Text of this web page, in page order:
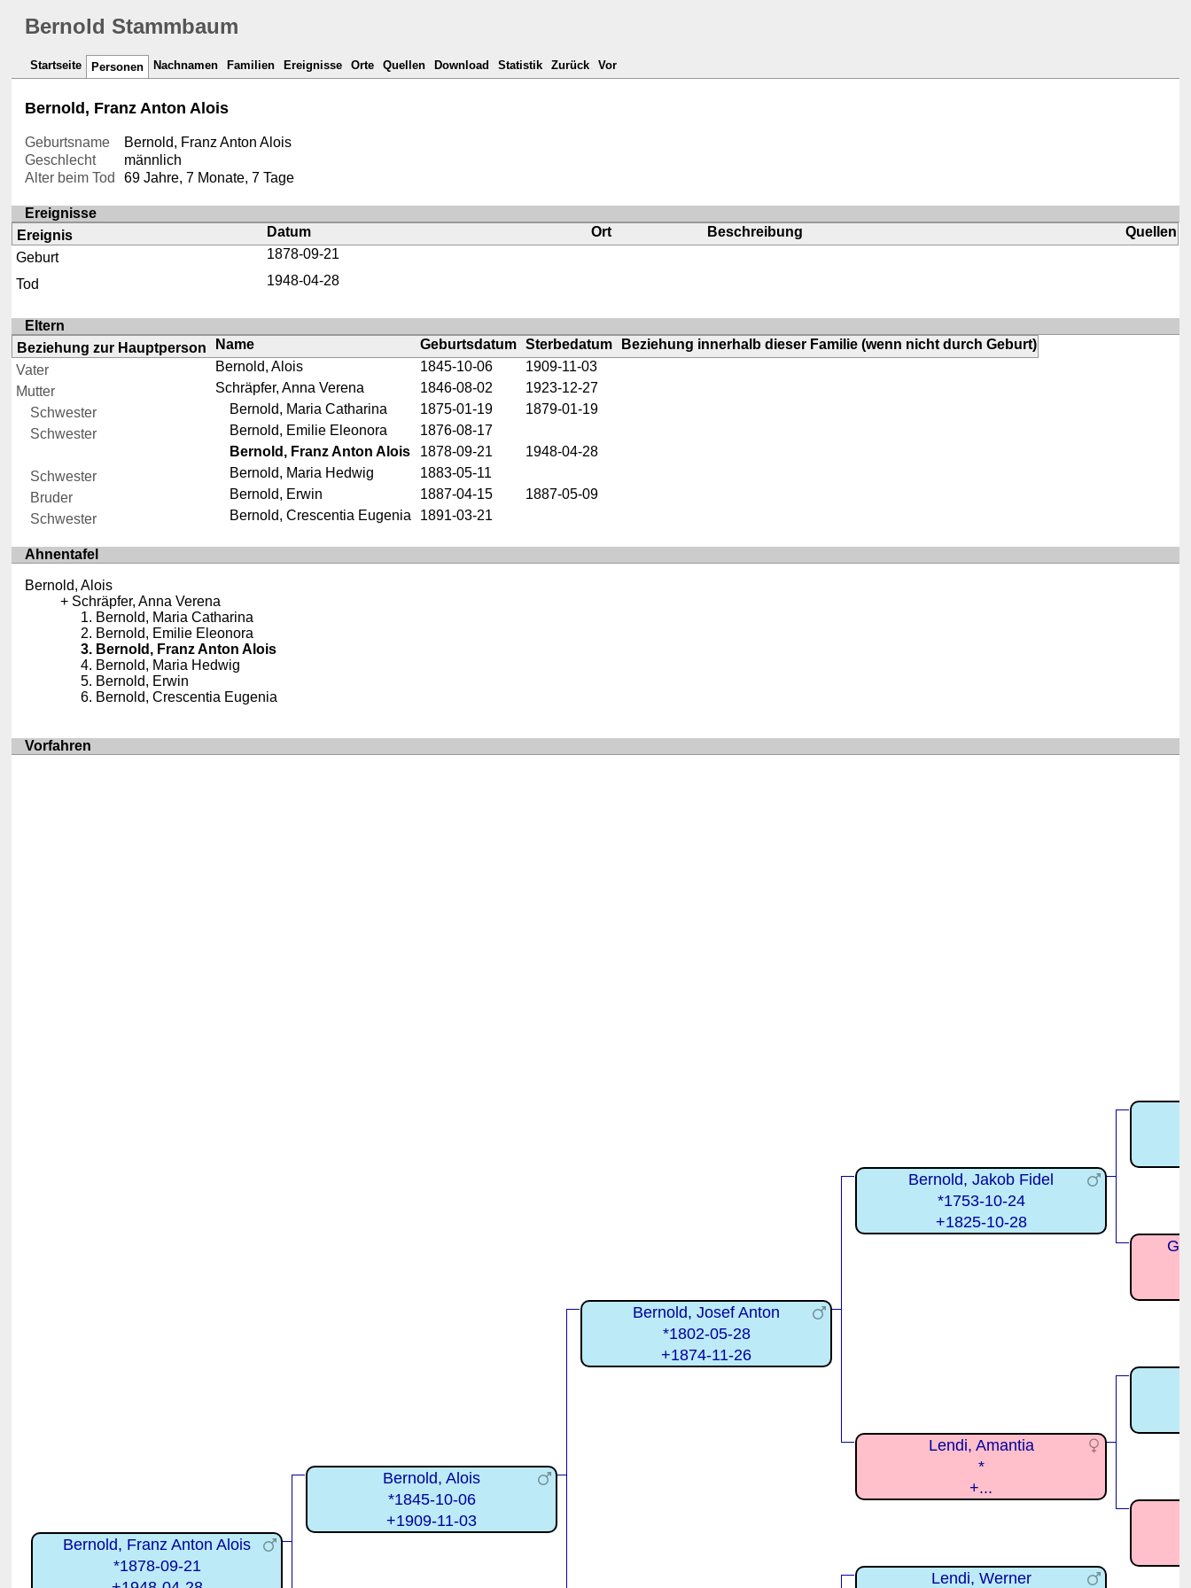
Bernold Stammbaum
Startseite Personen Nachnamen Familien Ereignisse Orte Quellen Download Statistik Zurück Vor
Bernold, Franz Anton Alois
Geburtsname
Bernold, Franz Anton Alois
Geschlecht
männlich
Alter beim Tod
69 Jahre, 7 Monate, 7 Tage
Ereignisse
Ereignis
Datum Ort Beschreibung
Quellen
Geburt
1878-09-21
Tod
1948-04-28
Eltern
Beziehung zur Hauptperson
Name Geburtsdatum Sterbedatum
Beziehung innerhalb dieser Familie (wenn nicht durch Geburt)
Vater
Bernold, Alois 1845-10-06
1909-11-03
Mutter
Schräpfer, Anna Verena 1846-08-02
1923-12-27
Schwester
Bernold, Maria Catharina 1875-01-19
1879-01-19
Schwester
Bernold, Emilie Eleonora
1876-08-17
Bernold, Franz Anton Alois
1878-09-21
1948-04-28
Schwester
Bernold, Maria Hedwig
1883-05-11
Bruder
Bernold, Erwin 1887-04-15
1887-05-09
Schwester
Bernold, Crescentia Eugenia 1891-03-21
Ahnentafel
Bernold, Alois
Schräpfer, Anna Verena
Bernold, Maria Catharina
Bernold, Emilie Eleonora
Bernold, Franz Anton Alois
Bernold, Maria Hedwig
Bernold, Erwin
Bernold, Crescentia Eugenia
Vorfahren
Bernold, Franz Anton Alois
*1878-09-21
Bernold, Alois
*1845-10-06
+1909-11-03
Bernold, Josef Anton
*1802-05-28
+1874-11-26
Bernold, Jakob Fidel
*1753-10-24
+1825-10-28
Lendi, Amantia
*
+...
Lendi, Werner